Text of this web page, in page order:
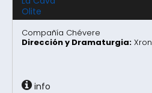
Olite
Compañía Chévere
Dirección y Dramaturgia: Xron
info